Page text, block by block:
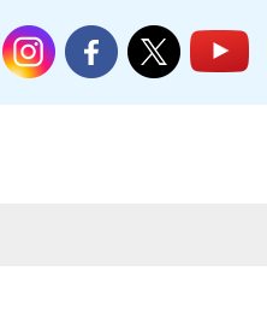
結城市公式LINE結城市公式Instagram
結城市公式Facebook
結城市公式